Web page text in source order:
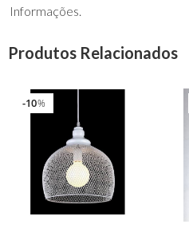
Informações.
Produtos Relacionados
%
10